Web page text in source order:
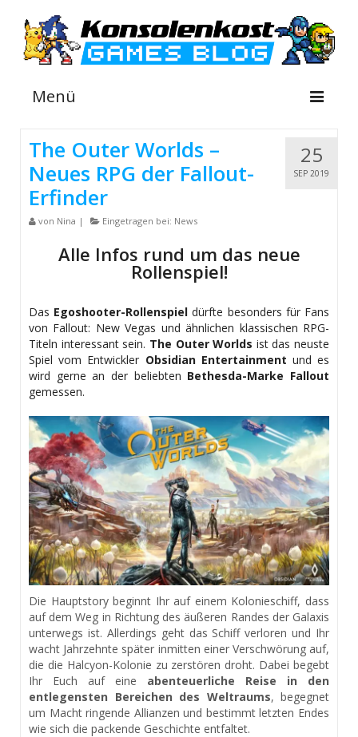
Menü
NEWS
INFOS
25
SEP 2019
The Outer Worlds –
Neues RPG der Fallout-
Erfinder
von Nina | Eingetragen bei: News
Alle Infos rund um das neue
Rollenspiel!
Das Egoshooter-Rollenspiel dürfte besonders für Fans
von Fallout: New Vegas und ähnlichen klassischen RPG-
Titeln interessant sein. The Outer Worlds ist das neuste
Spiel vom Entwickler Obsidian Entertainment und es
wird gerne an der beliebten Bethesda-Marke Fallout
gemessen.
Die Hauptstory beginnt Ihr auf einem Kolonieschiff, dass
auf dem Weg in Richtung des äußeren Randes der Galaxis
unterwegs ist. Allerdings geht das Schiff verloren und Ihr
wacht Jahrzehnte später inmitten einer Verschwörung auf,
die die Halcyon-Kolonie zu zerstören droht. Dabei begebt
Ihr Euch auf eine abenteuerliche Reise in den
entlegensten Bereichen des Weltraums, begegnet
um Macht ringende Allianzen und bestimmt letzten Endes
wie sich die packende Geschichte entfaltet.